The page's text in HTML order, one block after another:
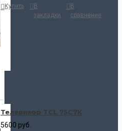
Купить
В
закладки
В
сравнение
Телевизор TCL 75C7K
5600 руб.